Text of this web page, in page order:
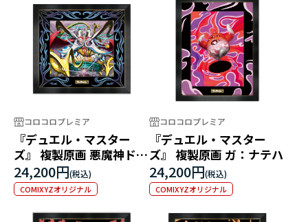
コロコロプレミア
『デュエル・マスター
ズ』 複製原画 悪魔神ドル
バロム
24,200円
COMIXYZオリジナル
コロコロプレミア
『デュエル・マスター
ズ』 複製原画 ガ：ナテハ
24,200円
COMIXYZオリジナル